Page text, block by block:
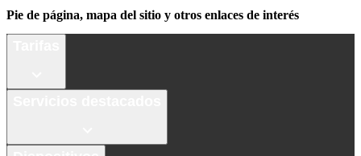
Pie de página, mapa del sitio y otros enlaces de interés